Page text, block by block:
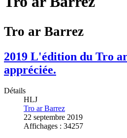
Tro ar Barrez
2019 L'édition du Tro
appréciée.
Détails
HLJ
Tro ar Barrez
22 septembre 2019
Affichages : 34257